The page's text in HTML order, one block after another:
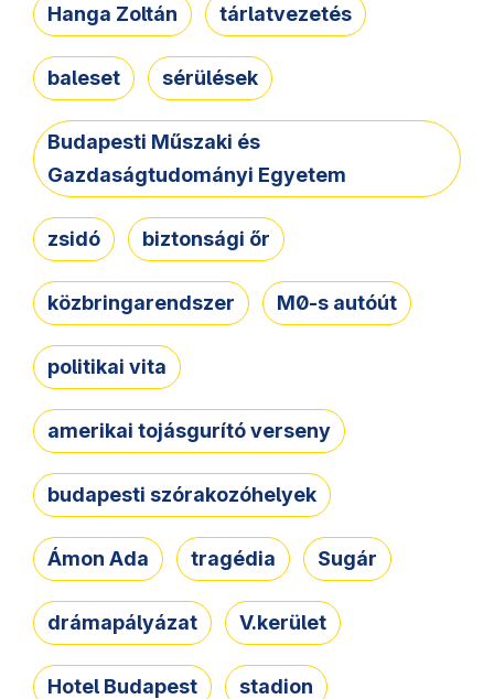
Hanga Zoltán tárlatvezetés
baleset sérülések
Budapesti Műszaki és
Gazdaságtudományi Egyetem
zsidó biztonsági őr
közbringarendszer M0-s autóút
politikai vita
amerikai tojásgurító verseny
budapesti szórakozóhelyek
Ámon Ada tragédia Sugár
drámapályázat V.kerület
Hotel Budapest stadion